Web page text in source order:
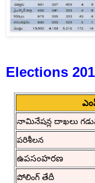
Elections
నామినేషన్ల దాఖలు
పరిశీలన
ఉపసంహరణ
పోలింగ్ తేదీ